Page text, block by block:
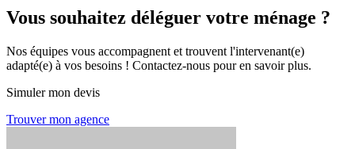
Vous souhaitez déléguer votre ménage ?
Nos équipes vous accompagnent et trouvent l'intervenant(e)
adapté(e) à vos besoins ! Contactez-nous pour en savoir plus.
Simuler mon devis
Trouver mon agence